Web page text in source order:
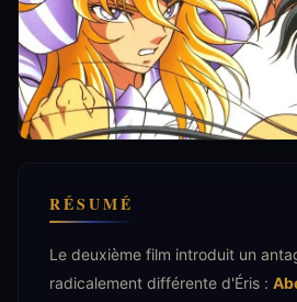
RÉSUMÉ
Le deuxième film introduit un
radicalement différente d'Éris :